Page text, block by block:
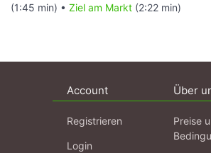
(1:45 min) • Ziel am Markt (2:22 min)
Account
Registrieren
Login
Über
Preise